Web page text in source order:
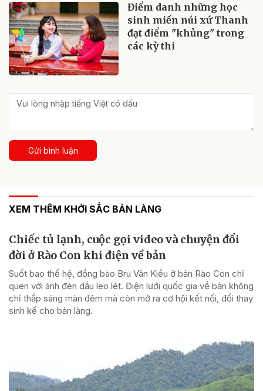
Điểm danh những học
sinh miền núi xứ Thanh
đạt điểm "khủng" trong
các kỳ thi
Gửi bình luận
XEM THÊM KHỞI SẮC BẢN LÀNG
Chiếc tủ lạnh, cuộc gọi video và chuyện đổi
đời ở Rào Con khi điện về bản
Suốt bao thế hệ, đồng bào Bru Vân Kiều ở bản Rào Con chỉ
quen với ánh đèn dầu leo lét. Điện lưới quốc gia về bản không
chỉ thắp sáng màn đêm mà còn mở ra cơ hội kết nối, đổi thay
sinh kế cho bản làng.